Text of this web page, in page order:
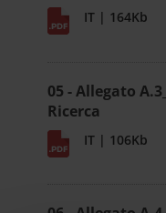
IT | 164Kb
05 - Allegato
Ricerca
IT | 106Kb